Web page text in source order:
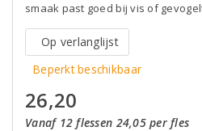
smaak past goed bij vis of
Op verlanglijst
Beperkt beschikbaar
26,20
Vanaf 12 flessen 24,05 per fles